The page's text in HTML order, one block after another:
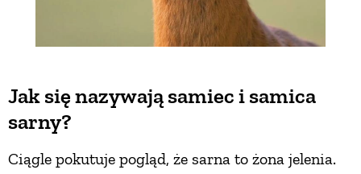
Jak się nazywają samiec i samica
sarny?
Ciągle pokutuje pogląd, że sarna to żona jelenia.